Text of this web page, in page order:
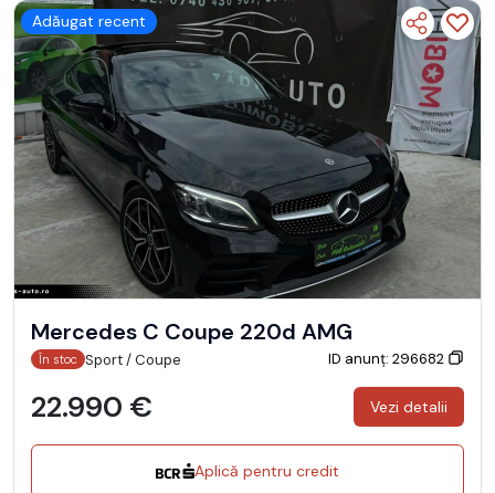
Adăugat recent
Mercedes C Coupe 220d AMG
În stoc Sport / Coupe ID anunț: 296682
22.990 € Vezi detalii
Aplică pentru credit